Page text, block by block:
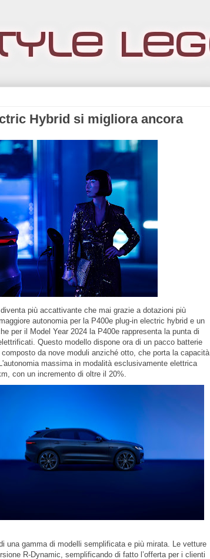
Hybrid si migliora ancora
più accattivante che mai grazie a dotazioni più
autonomia per la P400e plug-in electric hybrid e un
per il Model Year 2024 la P400e rappresenta la punta di
Questo modello dispone ora di un pacco batterie
da nove moduli anziché otto, che porta la capacità
massima in modalità esclusivamente elettrica
con un incremento di oltre il 20%.
una gamma di modelli semplificata e più mirata. Le vetture
R-Dynamic, semplificando di fatto l’offerta per i clienti